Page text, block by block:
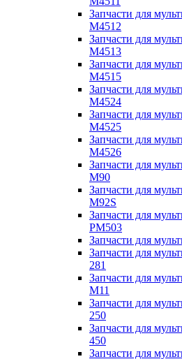
Запчасти для
M4512
Запчасти для
M4513
Запчасти для
M4515
Запчасти для
M4524
Запчасти для
M4525
Запчасти для
M4526
Запчасти для
M90
Запчасти для
M92S
Запчасти для
PM503
Запчасти для
Запчасти для
281
Запчасти для
M11
Запчасти для
250
Запчасти для
450
Запчасти для